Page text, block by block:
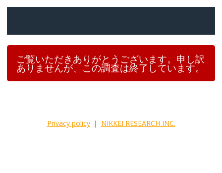
ご覧いただきありがとうございます。申し訳
ありませんが、この調査は終了しています。
Privacy policy｜ NIKKEI RESEARCH INC.